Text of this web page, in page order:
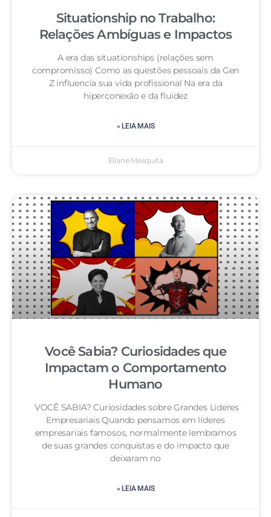
Situationship no Trabalho:
Relações Ambíguas e Impactos
A era das situationships (relações sem
compromisso) Como as questões pessoais da Gen
Z influencia sua vida profissional Na era da
hiperconexão e da fluidez
» LEIA MAIS
Eliane Mesquita
Você Sabia? Curiosidades que
Impactam o Comportamento
Humano
VOCÊ SABIA? Curiosidades sobre Grandes Líderes
Empresariais Quando pensamos em líderes
empresariais famosos, normalmente lembramos
de suas grandes conquistas e do impacto que
deixaram no
» LEIA MAIS